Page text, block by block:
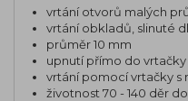
vrtání otvorů malých
vrtání obkladů, slinuté
průměr 10 mm
upnutí přímo do vrtačky
vrtání pomocí vrtačky s
životnost 70 - 140 děr